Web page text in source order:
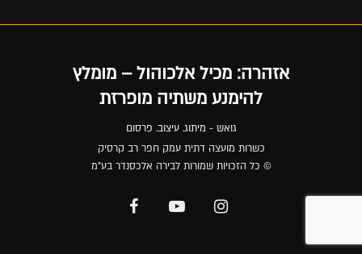
אזהרה: מכיל אלכוהול – מומלץ
להימנע משתיה מופרזת
גואש - מיתוג. עיצוב. פרסום
כשרות מועצה דתית עמק חפר רב קרסיק
© כל הזכויות שמורות לבירה אלכסנדר בע"מ